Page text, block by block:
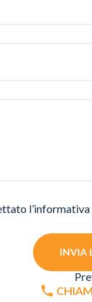
l’informativa
INVIA